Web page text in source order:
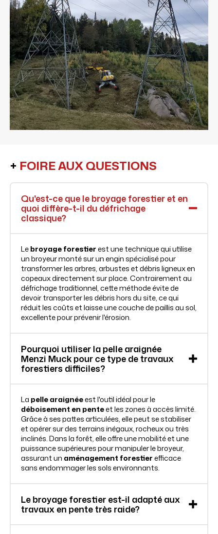
+ FOIRE AUX QUESTIONS
Qu'est-ce que le broyage forestier et en
quoi diffère-t-il du défrichage
classique?
Lebroyage forestierest une technique qui utilise
un broyeur monté sur un engin spécialisé pour
transformer les arbres, arbustes et débris ligneux en
copeaux directement sur place. Contrairement au
défrichage traditionnel, cette méthode évite de
devoir transporter les débris hors du site, ce qui
réduit les coûts et laisse une couche de paillis au sol,
excellente pour prévenir l'érosion.
Pourquoi utiliser la pelle araignée
Menzi Muck pour ce type de travaux
forestiers difficiles?
La pelle araignéeest l'outil idéal pour le
déboisement en penteet les zones à accès limité.
Grâce à ses pattes articulées, elle peut se stabiliser
et opérer sur des terrains inégaux, rocheux ou très
inclinés. Dans la forêt, elle offre une mobilité et une
puissance supérieures pour manipuler le broyeur,
assurant un aménagement forestierefficace
sans endommager les sols environnants.
Le broyage forestier est-il adapté aux
travaux en pente très raide?